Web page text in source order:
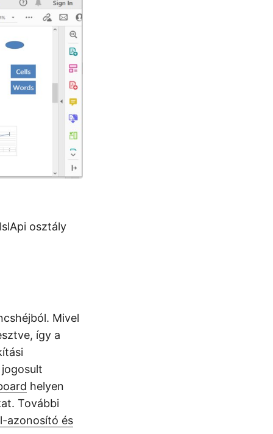
osztály
Mivel
így a
helyen
További
azonosító és